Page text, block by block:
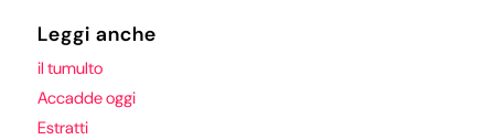
Leggi anche
il tumulto
Accadde oggi
Estratti